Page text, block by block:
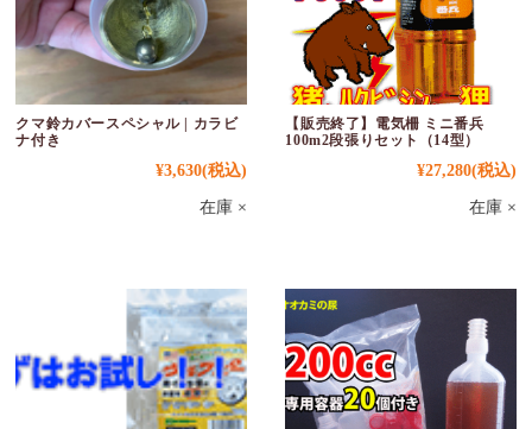
クマ鈴カバースペシャル | カラビ
ナ付き
¥3,630(税込)
在庫 ×
【販売終了】電気柵 ミニ番兵
100m2段張りセット（14型）
¥27,280(税込)
在庫 ×